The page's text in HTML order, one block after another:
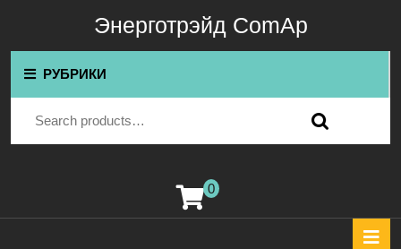
содержимому
Энерготрэйд ComAp
РУБРИКИ
корзина
0